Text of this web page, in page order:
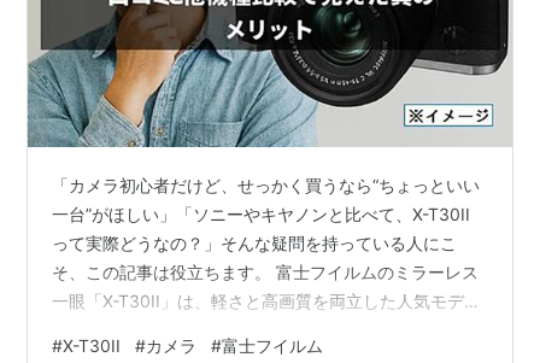
「カメラ初心者だけど、せっかく買うなら“ちょっといい
一台”がほしい」「ソニーやキヤノンと比べて、X-T30II
って実際どうなの？」そんな疑問を持っている人にこ
そ、この記事は役立ちます。 富士フイルムのミラーレス
一眼「X-T30II」は、軽さと高画質を両立した人気モデ
#X-T30II #カメラ #富士フイルム